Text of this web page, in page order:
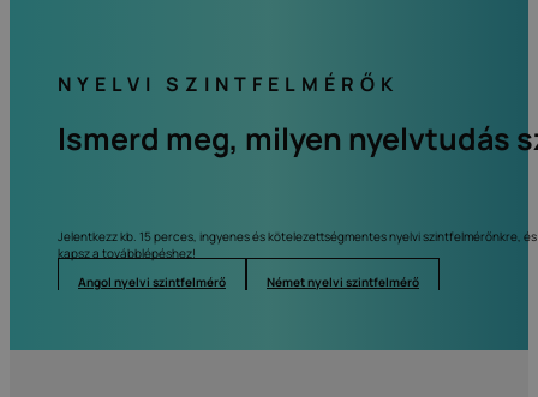
NYELVI SZINTFELMÉRŐK
Ismerd meg, milyen nyelvtudás
Jelentkezz kb. 15 perces, ingyenes és kötelezettségmentes nyelvi szintfelmérőnkre,
kapsz a továbblépéshez!
Angol nyelvi szintfelmérő
Német nyelvi szintfelmérő